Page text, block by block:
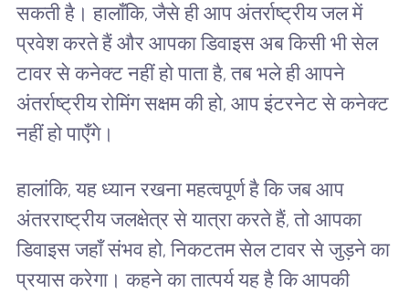
सकती है। हालाँकि, जैसे ही आप अंतर्राष्ट्रीय जल में
प्रवेश करते हैं और आपका डिवाइस अब किसी भी सेल
टावर से कनेक्ट नहीं हो पाता है, तब भले ही आपने
अंतर्राष्ट्रीय रोमिंग सक्षम की हो, आप इंटरनेट से कनेक्ट
नहीं हो पाएँगे।
हालांकि, यह ध्यान रखना महत्वपूर्ण है कि जब आप
अंतरराष्ट्रीय जलक्षेत्र से यात्रा करते हैं, तो आपका
डिवाइस जहाँ संभव हो, निकटतम सेल टावर से जुड़ने का
प्रयास करेगा। कहने का तात्पर्य यह है कि आपकी